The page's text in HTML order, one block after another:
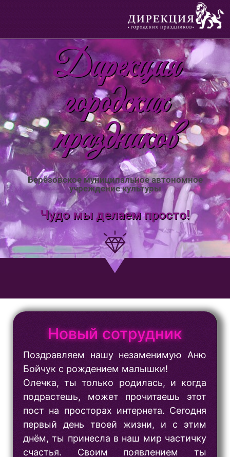
Дирекция
городских
праздников
Берёзовское муниципальное автономное
учреждение культуры
Чудо мы делаем просто!
Новый сотрудник
Поздравляем нашу незаменимую Аню
Бойчук с рождением малышки!
Олечка, ты только родилась, и когда
подрастешь, может прочитаешь этот
пост на просторах интернета. Сегодня
первый день твоей жизни, и с этим
днём, ты принесла в наш мир частичку
счастья. Своим появлением ты